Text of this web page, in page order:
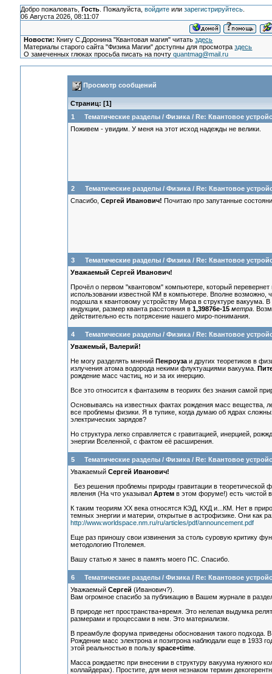
Добро пожаловать, Гость. Пожалуйста, войдитеили зарегистрируйтесь.
06 Августа 2026, 08:11:07
Новости: Книгу С.Доронина "Квантовая магия" читатьздесь
Материалы старого сайта "Физика Магии" доступны для просмотраздесь
О замеченных глюках просьба писать на почтуquantmag@mail.ru
Просмотр сообщений
Страниц: [1]
1
Тематические разделы/ Физика/ Re: Квантовое
Поживем - увидим. У меня на этот исход надежды не велики.
2 Тематические разделы/ Физика/ Re: Квантовое
Спасибо, Сергей Иванович! Почитаю про запутанные
3 Тематические разделы/ Физика/ Re: Квантовое
Уважаемый Сергей Иванович!
Прочёл о первом "квантовом" компьютере, который
использовании известной КМ в компьютере. Вполне возможно,
подошла к квантовому устройству Мира в структуре вакуума.
индукции, размер кванта расстояния в 1,39876е-15 метра.
действительно есть потрясение нашего миро-понимания.
4 Тематические разделы/ Физика/ Re: Квантовое
Уважемый, Валерий!
Не могу разделять мнений Пенроузаи других теоретиков в
излучения атома водорода некими флуктуациями вакуума.
рождение масс частиц, но и за их инерцию.
Все это относится к фантазиям в теориях без знания самой
Основываясь на известных фактах рождения масс вещества,
все проблемы физики. Я в тупике, когда думаю об ядрах
электрических зарядов?
Но структура легко справляется с гравитацией, инерцией,
энергии Вселенной, с фактом её расширения.
5 Тематические разделы/ Физика/ Re: Квантовое
Уважаемый Сергей Иванович!
Без решения проблемы природы гравитации в теоретической
явления (На что указывал Артемв этом форуме!) есть чистой
К таким теориям ХХ века относятся КЭД, КХД и...КМ. Нет в
темных энергии и материи, открытые в астрофизике. Они как
http://www.worldspace.nm.ru/ru/articles/pdf/announcement.pdf
Еще раз приношу свои извинения за столь суровую критику
методологию Птолемея.
Вашу статью я занес в память моего ПС. Спасибо.
6 Тематические разделы/ Физика/ Re: Квантовое
Уважаемый Сергей (Иванович?).
Вам огромное спасибо за публикацию в Вашем журнале в
В природе нет пространства+время. Это нелепая выдумка
размерами и процессами в нем. Это материализм.
В преамбуле форума приведены обоснования такого подхода. В
Рождение масс электрона и позитрона наблюдали еще в 1933
этой реальностью в пользу space+time.
Масса рождаетяс при внесении в структуру вакуума нужного
коллайдерах). Простите, для меня незнаком термин